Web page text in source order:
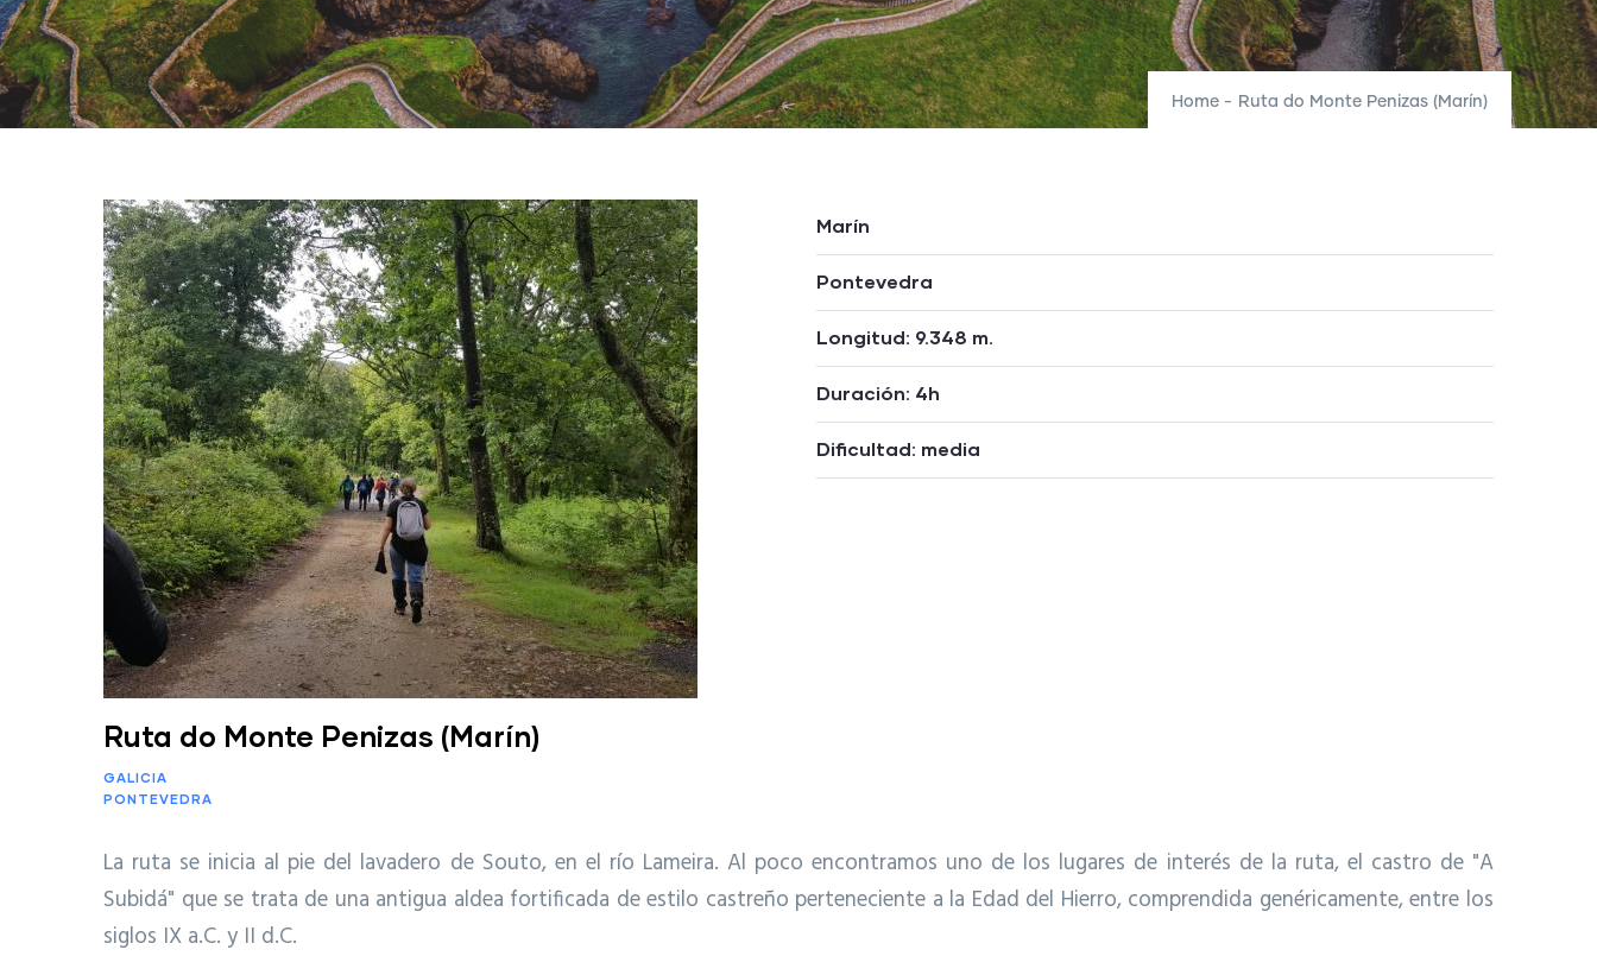
Home - Ruta do Monte Penizas (Marín)
Marín
Pontevedra
Longitud: 9.348 m.
Duración: 4h
Dificultad: media
Ruta do Monte Penizas (Marín)
GALICIA
PONTEVEDRA
La ruta se inicia al pie del lavadero de Souto, en el río Lameira. Al poco encontramos uno de los lugares de interés de la ruta, el castro de "A
Subidá" que se trata de una antigua aldea fortificada de estilo castreño perteneciente a la Edad del Hierro, comprendida genéricamente, entre los
siglos IX a.C. y II d.C.